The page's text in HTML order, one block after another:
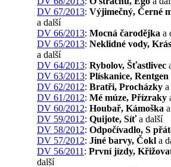
DV 67/2013: Výjimečný, Černé
a další
DV 66/2013: Mocná čarodějka a
DV 65/2013: Neklidné vody,
a další
DV 64/2013: Rybolov, Šťastlivec
DV 63/2013: Plískanice, Rentgen
DV 62/2012: Bratři, Procházky
DV 61/2012: Mé múze, Přízraky
DV 60/2012: Houbař, Kámoška
DV 59/2012: Quijote, Síťa další
DV 58/2012: Odpočívadlo, S
DV 57/2012: Jiné barvy, Čokl a
DV 56/2011 : První jízdy,
další